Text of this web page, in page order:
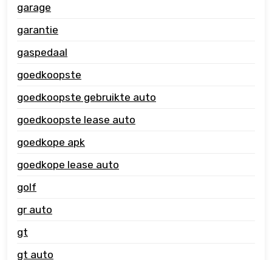
garage
garantie
gaspedaal
goedkoopste
goedkoopste gebruikte auto
goedkoopste lease auto
goedkope apk
goedkope lease auto
golf
gr auto
gt
gt auto